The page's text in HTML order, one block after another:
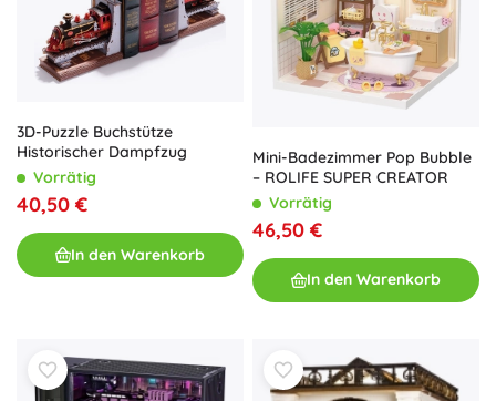
3D-Puzzle Buchstütze
Historischer Dampfzug
Vorrätig
40,50 €
In den Warenkorb
Mini-Badezimmer Pop Bubble
– ROLIFE SUPER CREATOR
Vorrätig
46,50 €
In den Warenkorb